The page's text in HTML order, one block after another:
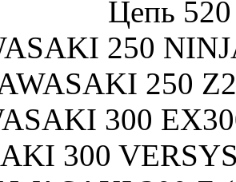
Цепь 520
250
250
300
300